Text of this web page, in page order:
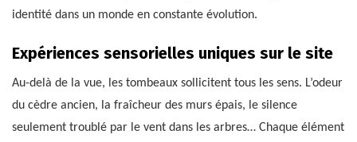
identité dans un monde en constante évolution.
Expériences sensorielles uniques sur le site
Au-delà de la vue, les tombeaux sollicitent tous les sens. L’odeur
du cèdre ancien, la fraîcheur des murs épais, le silence
seulement troublé par le vent dans les arbres… Chaque élément